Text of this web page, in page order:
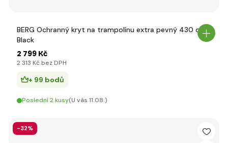
BERG Ochranný kryt na trampolínu extra pevný 430 cm
Black
2 799 Kč
2 313 Kč bez DPH
+ 99 bodů
Poslední 2 kusy(U vás 11.08.)
-32%